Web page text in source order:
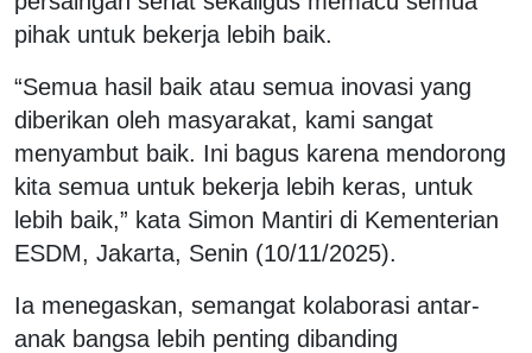
pihak untuk bekerja lebih baik.
“Semua hasil baik atau semua inovasi yang
diberikan oleh masyarakat, kami sangat
menyambut baik. Ini bagus karena mendorong
kita semua untuk bekerja lebih keras, untuk
lebih baik,” kata Simon Mantiri di Kementerian
ESDM, Jakarta, Senin (10/11/2025).
Ia menegaskan, semangat kolaborasi antar-
anak bangsa lebih penting dibanding